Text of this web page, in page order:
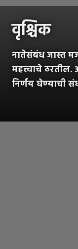
वृश्चिक
नातेसंबंध जास्त
महत्त्वाचे
निर्णय घेण्याची